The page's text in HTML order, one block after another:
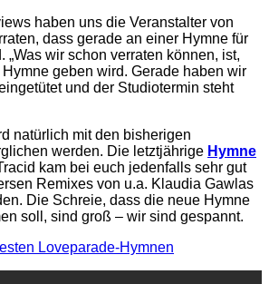
haben uns die Veranstalter von
dass gerade an einer Hymne für
„Was wir schon verraten können, ist,
geben wird. Gerade haben wir
und der Studiotermin steht
natürlich mit den bisherigen
werden. Die letztjährigeHymne
kam bei euch jedenfalls sehr gut
Remixes von u.a. Klaudia Gawlas
Die Schreie, dass die neue Hymne